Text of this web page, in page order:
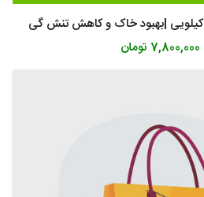
7,800,000 تومان